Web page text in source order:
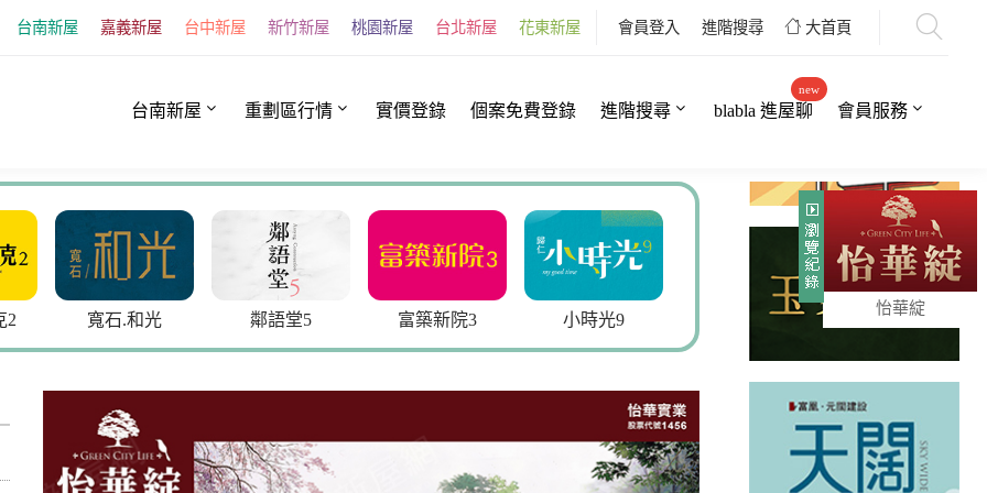
怡華綻
台南新屋 嘉義新屋 台中新屋 新竹新屋 桃園新屋 台北新屋 花東新屋 會員登入 進階搜尋 大首頁
台南新屋 重劃區行情 實價登錄 個案免費登錄 進階搜尋 blabla 進屋聊
new
會員服務
鄰語堂5 富築新院3 小時光9 官田樂透5 京硯2 青石居3